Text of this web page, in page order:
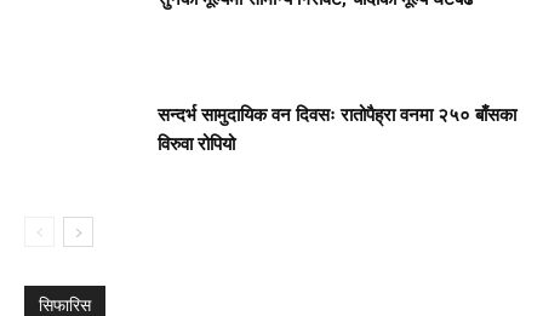
सन्दर्भ सामुदायिक वन दिवसः रातोपैह्रा वनमा २५० बाँसका
विरुवा रोपियो
सिफारिस